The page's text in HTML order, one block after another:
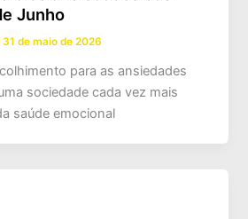
Junho
31 de maio de 2026
para as ansiedades
sociedade cada vez mais
saúde emocional